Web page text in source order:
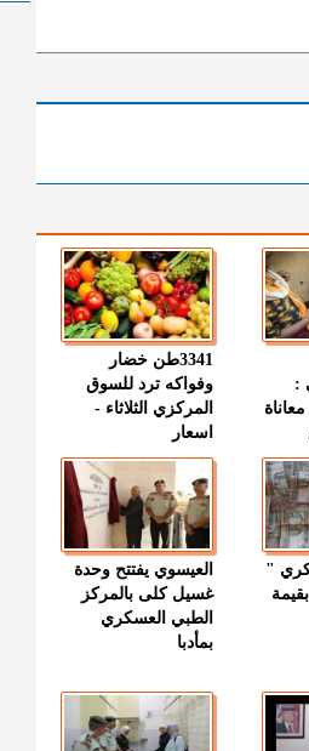
:
3341طن خضار
وفواكه ترد للسوق
المركزي الثلاثاء -
اسعار
"
العيسوي يفتتح وحدة
غسيل كلى بالمركز
الطبي العسكري
بمأدبا